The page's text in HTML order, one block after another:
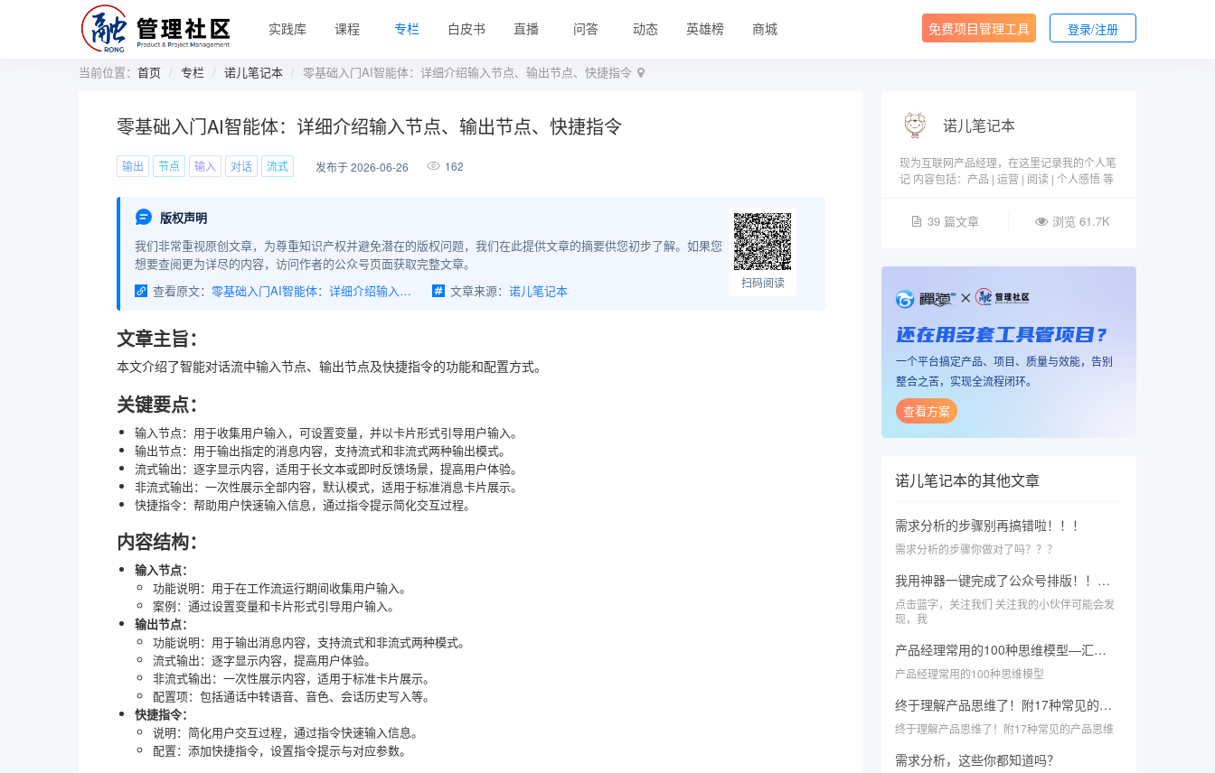
实践库 课程 专栏 白皮书 直播 问答 动态 英雄榜 商城 免费项目管理工具 登录/注册
当前位置： 首页 专栏 诺儿笔记本 零基础入门AI智能体：详细介绍输入节点、输出节点、快捷指令
零基础入门AI智能体：详细介绍输入节点、输出节点、快捷指令
输出 节点 输入 对话 流式 发布于 2026-06-26 162
版权声明
我们非常重视原创文章，为尊重知识产权并避免潜在的版权问题，我们在此提供文章的摘要供您初步了解。如果您
想要查阅更为详尽的内容，访问作者的公众号页面获取完整文章。
查看原文：
零基础入门AI智能体：详细介绍输入节点、输出节点、快捷指令 文章来源： 诺儿笔记本 扫码阅读
文章主旨：
本文介绍了智能对话流中输入节点、输出节点及快捷指令的功能和配置方式。
关键要点：
输入节点：用于收集用户输入，可设置变量，并以卡片形式引导用户输入。
输出节点：用于输出指定的消息内容，支持流式和非流式两种输出模式。
流式输出：逐字显示内容，适用于长文本或即时反馈场景，提高用户体验。
非流式输出：一次性展示全部内容，默认模式，适用于标准消息卡片展示。
快捷指令：帮助用户快速输入信息，通过指令提示简化交互过程。
内容结构：
输入节点：
功能说明：用于在工作流运行期间收集用户输入。
案例：通过设置变量和卡片形式引导用户输入。
输出节点：
功能说明：用于输出消息内容，支持流式和非流式两种模式。
流式输出：逐字显示内容，提高用户体验。
非流式输出：一次性展示内容，适用于标准卡片展示。
配置项：包括通话中转语音、音色、会话历史写入等。
快捷指令：
说明：简化用户交互过程，通过指令快速输入信息。
配置：添加快捷指令，设置指令提示与对应参数。
诺儿笔记本
现为互联网产品经理，在这里记录我的个人笔
记 内容包括：产品 | 运营 | 阅读 | 个人感悟 等
39 篇文章 浏览 61.7K
还在用多套工具管项目？
一个平台搞定产品、项目、质量与效能，告别
整合之苦，实现全流程闭环。
查看方案
诺儿笔记本的其他文章
需求分析的步骤别再搞错啦！！！
需求分析的步骤你做对了吗？？？
我用神器一键完成了公众号排版！！！这个方法让公众号日更效率暴涨300%
点击蓝字，关注我们 关注我的小伙伴可能会发
现，我
产品经理常用的100种思维模型—汇总篇3
产品经理常用的100种思维模型
终于理解产品思维了！附17种常见的产品思维
终于理解产品思维了！附17种常见的产品思维
需求分析，这些你都知道吗？